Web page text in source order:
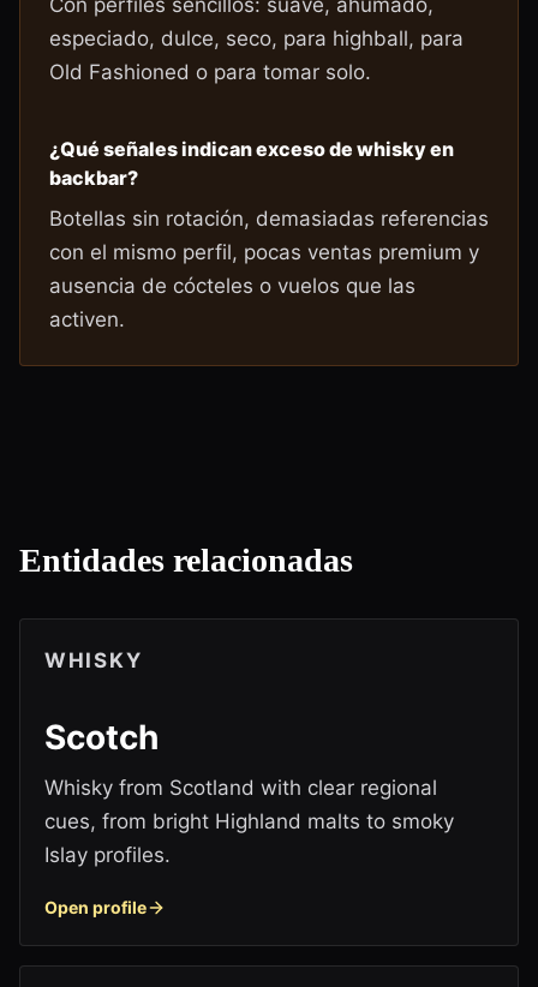
Con perfiles sencillos: suave, ahumado,
especiado, dulce, seco, para highball, para
Old Fashioned o para tomar solo.
¿Qué señales indican exceso de whisky en
backbar?
Botellas sin rotación, demasiadas referencias
con el mismo perfil, pocas ventas premium y
ausencia de cócteles o vuelos que las
activen.
Entidades relacionadas
WHISKY
Scotch
Whisky from Scotland with clear regional
cues, from bright Highland malts to smoky
Islay profiles.
Open profile